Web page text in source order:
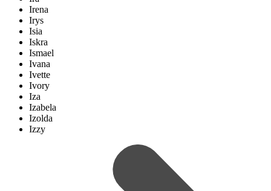
Irena
Irys
Isia
Iskra
Ismael
Ivana
Ivette
Ivory
Iza
Izabela
Izolda
Izzy